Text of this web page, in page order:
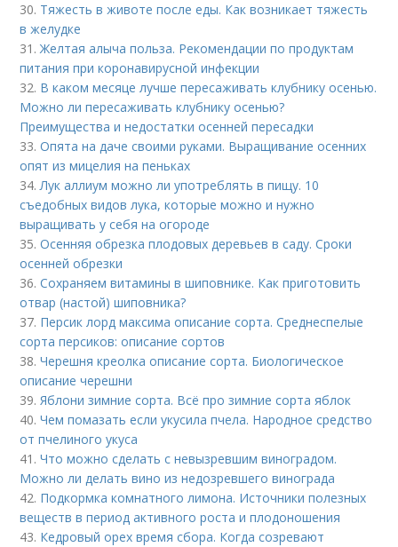
30. Тяжесть в животе после еды. Как возникает тяжесть
в желудке
31.Желтая алыча польза. Рекомендации по продуктам
питания при коронавирусной инфекции
32. В каком месяце лучше пересаживать клубнику осенью.
Можно ли пересаживать клубнику осенью?
Преимущества и недостатки осенней пересадки
33.Опята на даче своими руками. Выращивание осенних
опят из мицелия на пеньках
34.Лук аллиум можно ли употреблять в пищу. 10
съедобных видов лука, которые можно и нужно
выращивать у себя на огороде
35.Осенняя обрезка плодовых деревьев в саду. Сроки
осенней обрезки
36.Сохраняем витамины в шиповнике. Как приготовить
отвар (настой) шиповника?
37. Персик лорд максима описание сорта. Среднеспелые
сорта персиков: описание сортов
38.Черешня креолка описание сорта. Биологическое
описание черешни
39.Яблони зимние сорта. Всё про зимние сорта яблок
40.Чем помазать если укусила пчела. Народное средство
от пчелиного укуса
41.Что можно сделать с невызревшим виноградом.
Можно ли делать вино из недозревшего винограда
42. Подкормка комнатного лимона. Источники полезных
веществ в период активного роста и плодоношения
43. Кедровый орех время сбора. Когда созревают